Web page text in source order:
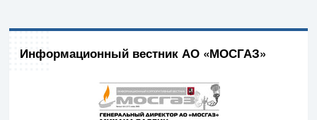
Информационный вестник АО «МОСГАЗ»